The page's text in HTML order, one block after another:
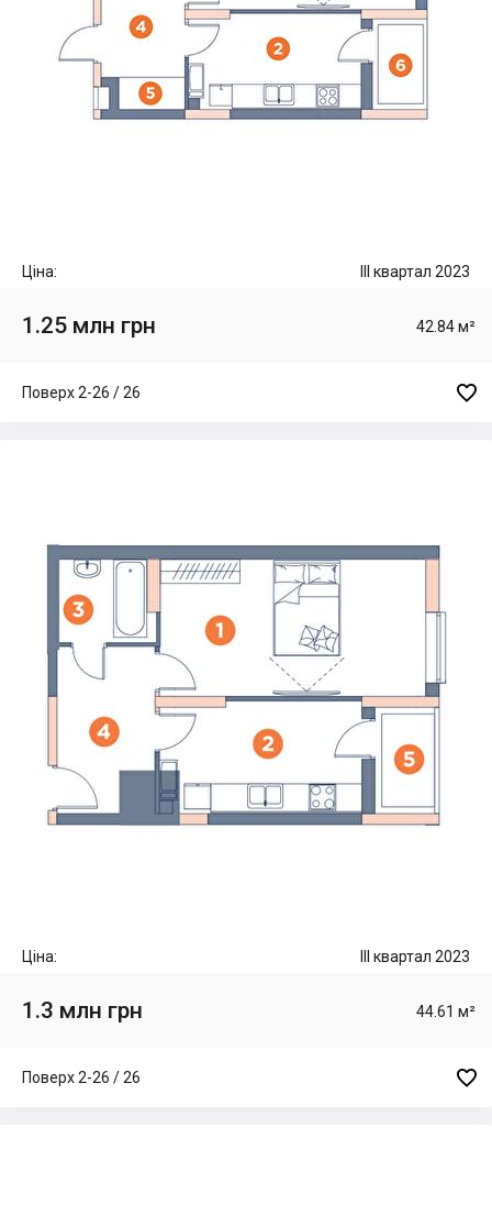
Ціна: III квартал 2023
1.25 млн грн 42.84 м²
Поверх 2-26 / 26 
Ціна: III квартал 2023
1.3 млн грн 44.61 м²
Поверх 2-26 / 26 